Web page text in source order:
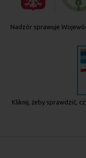
Nadzór sprawuje
Kliknij, żeby sprawdzić,